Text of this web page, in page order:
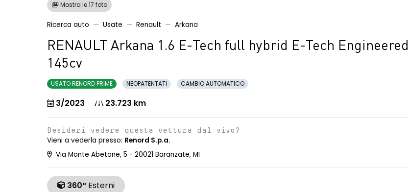
Mostra le 17 foto
Ricerca auto Usate Renault Arkana
RENAULT Arkana 1.6 E-Tech full hybrid E-Tech Engineered
145cv
USATO RENORD PRIME NEOPATENTATI CAMBIO AUTOMATICO
3/2023 23.723 km
Desideri vedere questa vettura dal vivo?
Vieni a vederla presso: Renord S.p.a.
Via Monte Abetone, 5 - 20021 Baranzate, MI
360° Esterni